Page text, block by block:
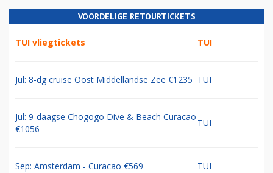
VOORDELIGE RETOURTICKETS
TUI vliegtickets TUI
Jul: 8-dg cruise Oost Middellandse Zee €1235 TUI
Jul: 9-daagse Chogogo Dive & Beach Curacao
€1056
TUI
Sep: Amsterdam - Curacao €569 TUI